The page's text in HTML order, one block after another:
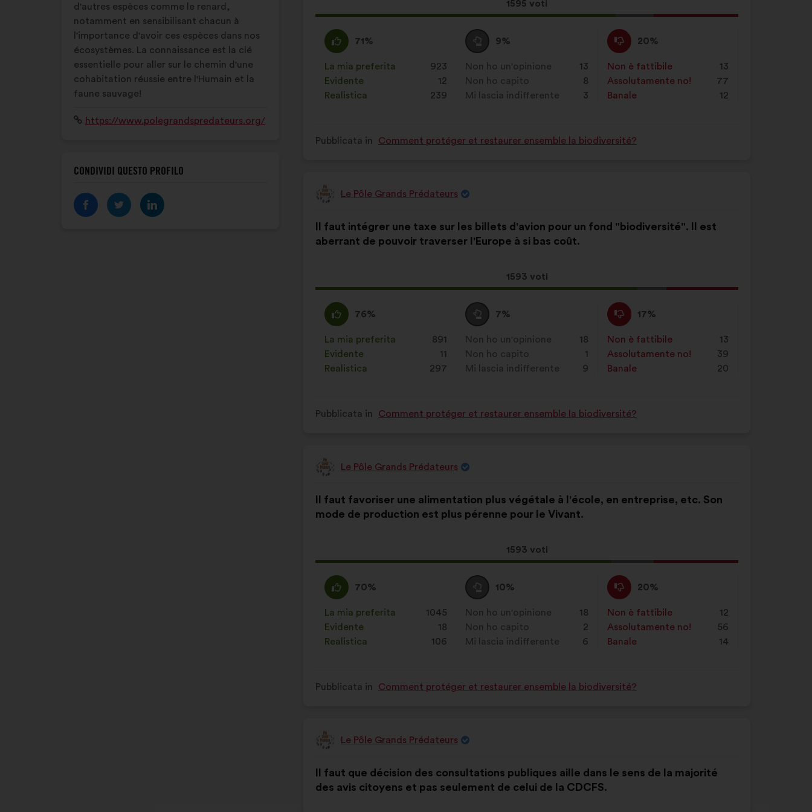
nel
campo
ricerca
e
poi
"Cerca"
d'autres espèces comme le renard,
notamment en sensibilisant chacun à
l'importance d'avoir ces espèces dans nos
écosystèmes. La connaissance est la clé
essentielle pour aller sur le chemin d'une
cohabitation réussie entre l'Humain et la
faune sauvage!
Sitohttps://www.polegrandspredateurs.org/
CONDIVIDI QUESTO PROFILO
Questa
proposta
raccolto:
1595 voti
Sono
d'accordo
:
71%
Questa
proposta
è
stata
qualificata
La mia preferita 923
volte
Evidente
: 12
volte
Realistica
: 239
volte
Voto
neutrale
:
9%
Questa
proposta
è
stata
qualificata
Non ho un'opinione
: 13
volte
Non ho capito
: 8
volte
Mi lascia indifferente
: 3
volte
Non
sono
d'accordo
:
20%
Questa
proposta
è
stata
qualificata
Non è fattibile
: 13
volte
Assolutamente no!
: 77
volte
Banale
: 12
volte
Pubblicata in Comment protéger et restaurer ensemble la biodiversité?
Proposta
Le Pôle Grands Prédateurs
della
mia
Il faut intégrer une taxe sur les billets d'avion pour un fond "biodiversité". Il est
aberrant de pouvoir traverser l'Europe à si bas coût.
Questa
proposta
raccolto:
1593 voti
ripartiti:
Sono
d'accordo
:
76%
Questa
proposta
è
stata
qualificata
La mia preferita 891
volte
Evidente
: 11
volte
Realistica
: 297
volte
Voto
neutrale
:
7%
Questa
proposta
è
stata
qualificata
Non ho un'opinione
: 18
volte
Non ho capito
: 1
volte
Mi lascia indifferente
: 9
volte
Non
sono
d'accordo
:
17%
Questa
proposta
è
stata
qualificata
Non è fattibile
: 13
volte
Assolutamente no!
: 39
volte
Banale
: 20
volte
Pubblicata in Comment protéger et restaurer ensemble la biodiversité?
Proposta
Le Pôle Grands Prédateurs
della
mia
Il faut favoriser une alimentation plus végétale à l'école, en entreprise, etc. Son
mode de production est plus pérenne pour le Vivant.
Questa
proposta
raccolto:
1593 voti
ripartiti:
Sono
d'accordo
:
70%
Questa
proposta
è
stata
qualificata
La mia preferita 1045
volte
Evidente
: 18
volte
Realistica
: 106
volte
Voto
neutrale
:
10%
Questa
proposta
è
stata
qualificata
Non ho un'opinione
: 18
volte
Non ho capito
: 2
volte
Mi lascia indifferente
: 6
volte
Non
sono
d'accordo
:
20%
Questa
proposta
è
stata
qualificata
Non è fattibile
: 12
volte
Assolutamente no!
: 56
volte
Banale
: 14
volte
Pubblicata in Comment protéger et restaurer ensemble la biodiversité?
Proposta
Le Pôle Grands Prédateurs
della
mia
Il faut que décision des consultations publiques aille dans le sens de la majorité
des avis citoyens et pas seulement de celui de la CDCFS.
ripartiti: